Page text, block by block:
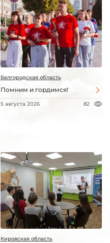
Белгородская область
Помним и гордимся!
5 августа 2026 82
Кировская область